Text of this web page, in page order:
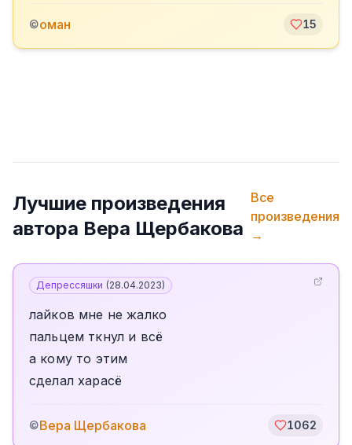
©оман 15
Лучшие произведения
автора Вера Щербакова
Все
произведения
→
Депрессяшки (28.04.2023)
лайков мне не жалко
пальцем ткнул и всё
а кому то этим
сделал харасё
©Вера Щербакова 1062